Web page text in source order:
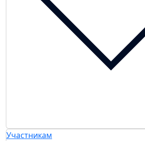
Участникам